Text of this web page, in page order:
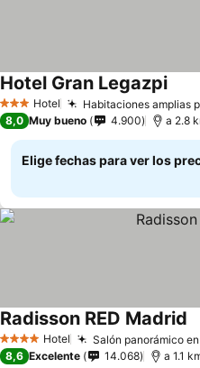
3 Estrellas
Hotel Habitaciones amplias
Hotel Gran LegazpiVer
8,0 Muy bueno 4.900 a 2.8
Elige fechas para ver los
4 EstrellasHotel Salón panorámico
Radisson RED Madrid
8,6 Excelente 14.068 a 1.1